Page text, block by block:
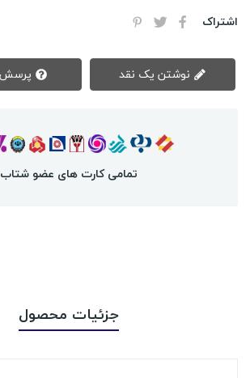
اشتراک
تمامی کارت های عضو شتاب
جزئیات محصول